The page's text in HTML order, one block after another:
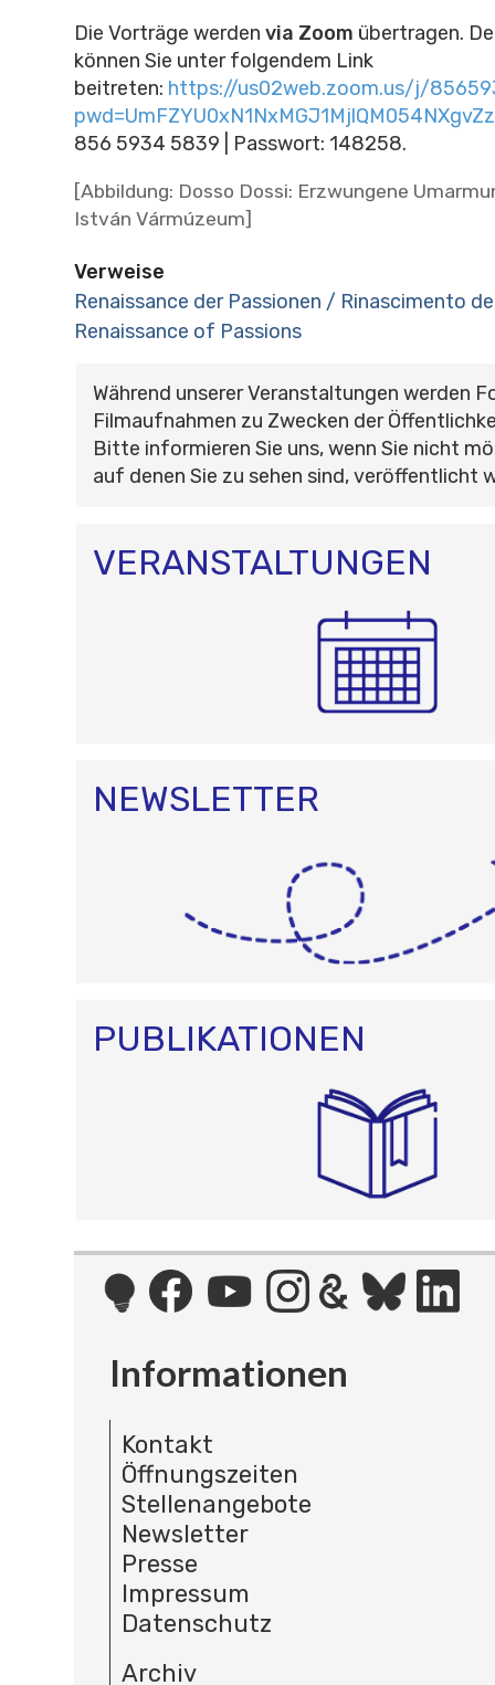
Die Vorträge werden via Zoom übertragen.
können Sie unter folgendem Link
beitreten: https://us02web.zoom.us/j/
856 5934 5839 | Passwort: 148258.
[Abbildung: Dosso Dossi: Erzwungene
István Vármúzeum]
Verweise
Renaissance der Passionen / Rinascimento
Renaissance of Passions
Während unserer Veranstaltungen werden
Filmaufnahmen zu Zwecken der
Bitte informieren Sie uns, wenn Sie nicht
auf denen Sie zu sehen sind, veröffentlicht
VERANSTALTUNGEN
NEWSLETTER
PUBLIKATIONEN
Informationen
Kontakt
Öffnungszeiten
Stellenangebote
Newsletter
Presse
Impressum
Datenschutz
Archiv